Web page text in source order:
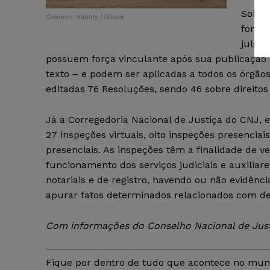
Créditos: dabldy | iStock
possuem força vinculante após sua
texto – e podem ser aplicadas a todos os
editadas 76 Resoluções, sendo 46 sobre
Já a Corregedoria Nacional de Justiça do CNJ,
27 inspeções virtuais, oito inspeções
presenciais. As inspeções têm a finalidade de
funcionamento dos serviços judiciais e
notariais e de registro, havendo ou não
apurar fatos determinados relacionados com
Com informações do Conselho Nacional de
Fique por dentro de tudo que acontece no